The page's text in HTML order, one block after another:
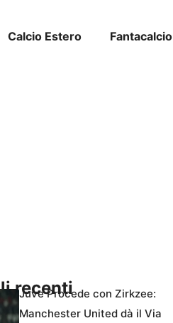
Calcio Estero Fantacalcio
recenti
Juve Procede con Zirkzee:
Manchester United dà il Via